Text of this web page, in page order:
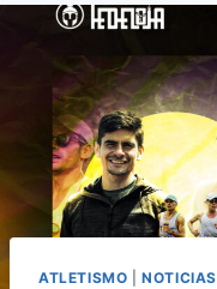
ATLETISMO |NOTICIAS